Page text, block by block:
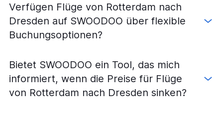
Flüge von Rotterdam nach Leipzig
Flüge von Amsterdam nach Saarbrücken
Flüge von Amsterdam nach Friedrichshafen
Flüge von Eindhoven nach Dresden
Flüge von Amsterdam nach Paderborn
Flüge von Rotterdam nach Düsseldorf
Verfügen Flüge von Rotterdam nach
Dresden auf SWOODOO über flexible
Buchungsoptionen?
Bietet SWOODOO ein Tool, das mich
informiert, wenn die Preise für Flüge
von Rotterdam nach Dresden sinken?